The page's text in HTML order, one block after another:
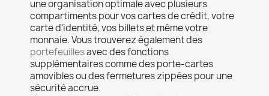
une organisation optimale avec plusieurs
compartiments pour vos cartes de crédit, votre
carte d'identité, vos billets et même votre
monnaie. Vous trouverez également des
portefeuillesavec des fonctions
supplémentaires comme des porte-cartes
amovibles ou des fermetures zippées pour une
sécurité accrue.